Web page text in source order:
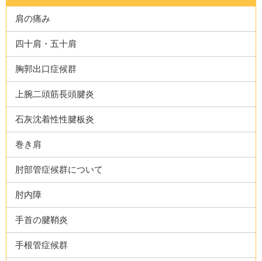
肩の痛み
四十肩・五十肩
胸郭出口症候群
上腕二頭筋長頭腱炎
石灰沈着性性腱板炎
巻き肩
肘部管症候群について
肘内障
手首の腱鞘炎
手根管症候群